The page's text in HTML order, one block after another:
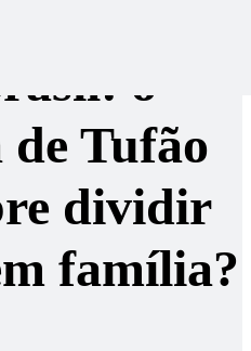
o
de Tufão
dividir
família?